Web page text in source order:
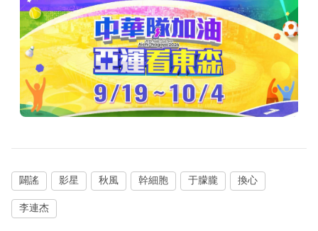
闢謠 影星 秋風 幹細胞 于朦朧 換心
李連杰